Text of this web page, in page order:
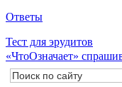
Ответы
Тест для эрудитов
«ЧтоОзначает»